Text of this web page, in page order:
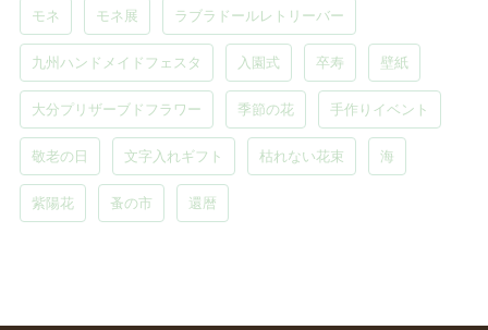
モネ モネ展 ラブラドールレトリーバー
九州ハンドメイドフェスタ 入園式 卒寿 壁紙
大分プリザーブドフラワー 季節の花 手作りイベント
敬老の日 文字入れギフト 枯れない花束 海
紫陽花 蚤の市 還暦